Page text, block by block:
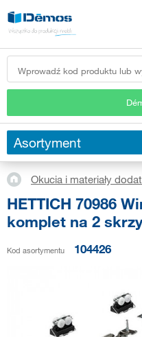
Asortyment
Okucia i materiały
HETTICH 70986
komplet na 2
Kod asortymentu 104426